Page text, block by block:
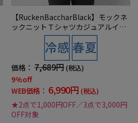
【RuckenBaccharBlack】モックネ
ックニットＴシャツカジュアルイン
ナー半袖リッケンバッカー冷感春夏
価格： 7,689円 (税込)
9%off
WEB価格： 6,990円 (税込)
★2点で1,000円OFF／3点で3,000円
OFF対象